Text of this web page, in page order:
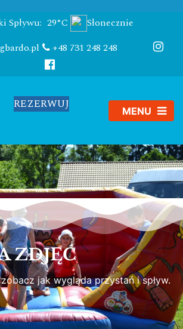
Spływu: 29°C
Słonecznie
+48 731 248 248
REZERWUJ
ZDJĘĆ
jak wygląda przystań i spływ.